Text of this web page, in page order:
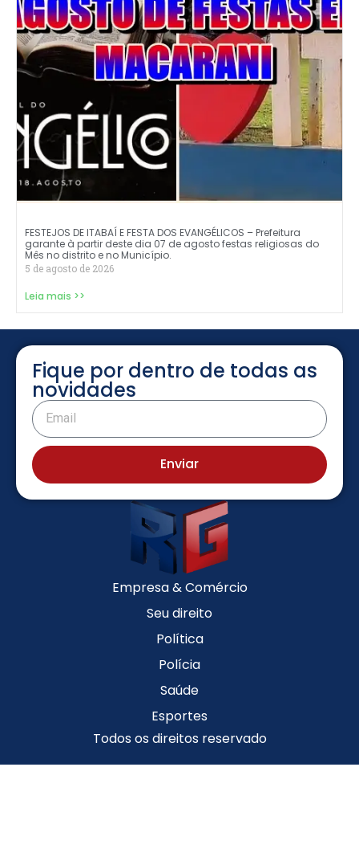
FESTEJOS DE ITABAÍ E FESTA DOS EVANGÉLICOS – Prefeitura
garante à partir deste dia 07 de agosto festas religiosas do
Mês no distrito e no Município.
5 de agosto de 2026
Leia mais >>
Fique por dentro de todas as
novidades
Enviar
Empresa & Comércio
Seu direito
Política
Polícia
Saúde
Esportes
Todos os direitos reservado